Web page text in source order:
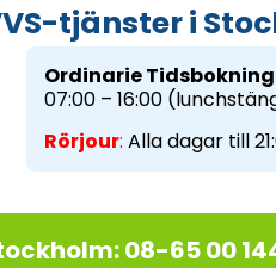
tjänster i
Ordinarie Tidsbokning
07:00 – 16:00
Rörjour: Alla dagar till
08-65 00